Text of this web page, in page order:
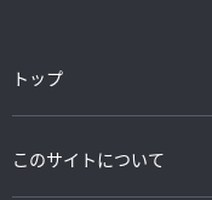
トップ
このサイトについて